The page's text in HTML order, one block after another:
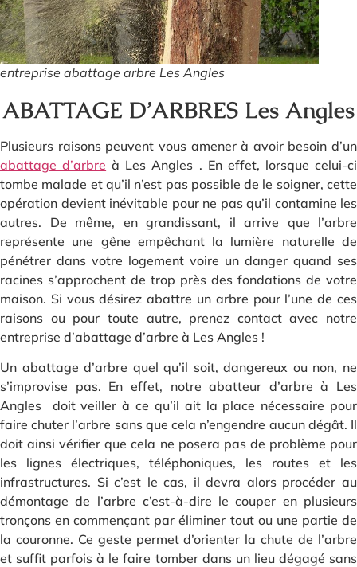
entreprise abattage arbre Les Angles
ABATTAGE D’ARBRES Les Angles
Plusieurs raisons peuvent vous amener à avoir besoin d’un
abattage d’arbre à Les Angles . En effet, lorsque celui-ci
tombe malade et qu’il n’est pas possible de le soigner, cette
opération devient inévitable pour ne pas qu’il contamine les
autres. De même, en grandissant, il arrive que l’arbre
représente une gêne empêchant la lumière naturelle de
pénétrer dans votre logement voire un danger quand ses
racines s’approchent de trop près des fondations de votre
maison. Si vous désirez abattre un arbre pour l’une de ces
raisons ou pour toute autre, prenez contact avec notre
entreprise d’abattage d’arbre à Les Angles !
Un abattage d’arbre quel qu’il soit, dangereux ou non, ne
s’improvise pas. En effet, notre abatteur d’arbre à Les
Angles doit veiller à ce qu’il ait la place nécessaire pour
faire chuter l’arbre sans que cela n’engendre aucun dégât. Il
doit ainsi vérifier que cela ne posera pas de problème pour
les lignes électriques, téléphoniques, les routes et les
infrastructures. Si c’est le cas, il devra alors procéder au
démontage de l’arbre c’est-à-dire le couper en plusieurs
tronçons en commençant par éliminer tout ou une partie de
la couronne. Ce geste permet d’orienter la chute de l’arbre
et suffit parfois à le faire tomber dans un lieu dégagé sans